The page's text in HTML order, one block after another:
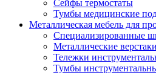
Сейфы термостаты
Тумбы медицинские
Металлическая мебель для
Cпециализированные
Металлические верстаки
Тележки
Тумбы